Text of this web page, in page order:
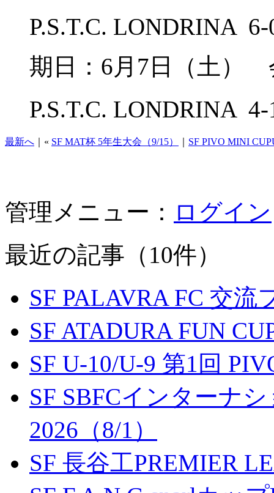
P.S.T.C. LONDRINA
期日：6月7日（土）
P.S.T.C. LONDRINA
最新へ ｜« SF MAT杯 5年生大会（9/15） SF PIVO MINI
管理メニュー： ログイン
最近の記事（10件）
SF PALAVRA FC 交
SF ATADURA FUN
SF U-10/U-9 第1回
SF SBFCインターナ
2026（8/1）
SF 長谷工PREMIER